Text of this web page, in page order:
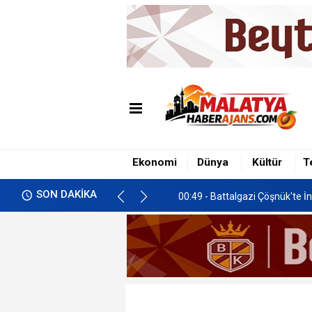
Ekonomi Dünya Kültür
SON DAKİKA
00:49 - Battalgazi Çöşnük'te
00:58 - Malatya’da
00:49 - Battalgazi Çöşnük'te
01:00 - İkizce'de Freni